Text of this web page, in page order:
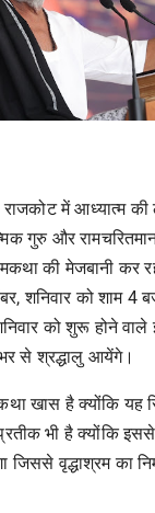
राजकोट में आध्यात्म
गुरु और
की मेजबानी कर
शनिवार को शाम 4
को शुरू होने वाले
भर से श्रद्धालु आयेंगे।
खास है क्योंकि यह
भी है क्योंकि
जिससे वृद्धाश्रम का